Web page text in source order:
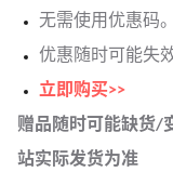
无需使用优惠码。
优惠随时可能失效
立即购买>>
赠品随时可能缺货/
站实际发货为准